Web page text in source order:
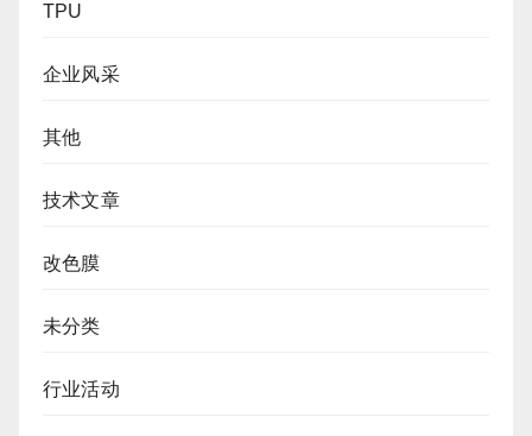
TPU
企业风采
其他
技术文章
改色膜
未分类
行业活动